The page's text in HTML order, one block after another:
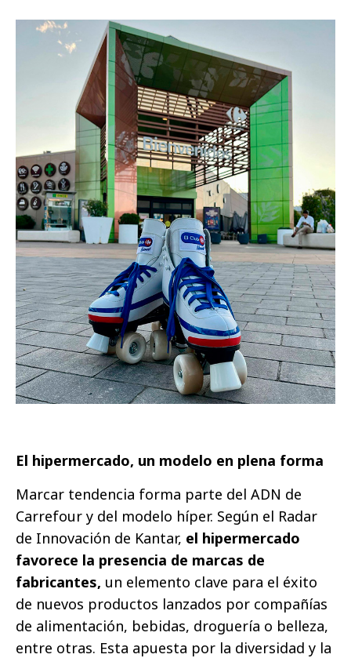
El hipermercado, un modelo en plena forma
Marcar tendencia forma parte del ADN de
Carrefour y del modelo híper. Según el Radar
de Innovación de Kantar, el hipermercado
favorece la presencia de marcas de
fabricantes, un elemento clave para el éxito
de nuevos productos lanzados por compañías
de alimentación, bebidas, droguería o belleza,
entre otras. Esta apuesta por la diversidad y la